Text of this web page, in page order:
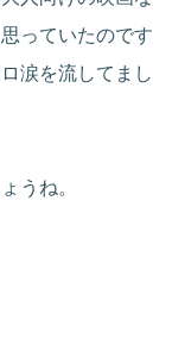
っていたのです
涙を流してまし
うね。